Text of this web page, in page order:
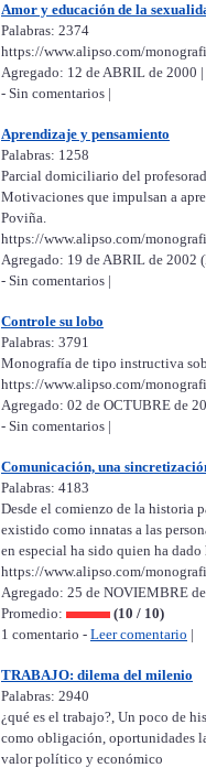
Amor y educación de la
Palabras: 2374
https://www.alipso.com/
Agregado: 12 de ABRIL de 2000
- Sin comentarios |
Aprendizaje y pensamiento
Palabras: 1258
Parcial domiciliario del
Motivaciones que impulsan a
Poviña.
https://www.alipso.com/
Agregado: 19 de ABRIL de 2002
- Sin comentarios |
Controle su lobo
Palabras: 3791
Monografía de tipo instructiva
https://www.alipso.com/
Agregado: 02 de OCTUBRE de
- Sin comentarios |
Comunicación, una
Palabras: 4183
Desde el comienzo de la historia
existido como innatas a las
en especial ha sido quien ha dado
https://www.alipso.com/
Agregado: 25 de NOVIEMBRE
Promedio:
(10 / 10)
1 comentario - Leer comentario |
TRABAJO: dilema del milenio
Palabras: 2940
¿qué es el trabajo?, Un poco de
como obligación, oportunidades
valor político y económico